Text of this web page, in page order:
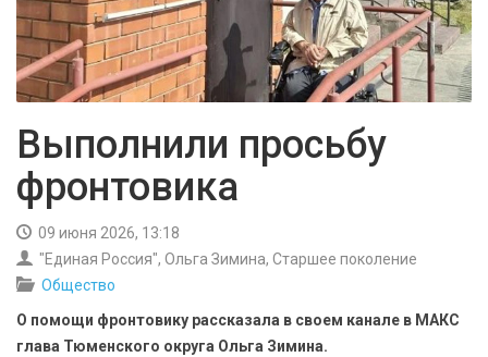
Выполнили просьбу
фронтовика
09 июня 2026, 13:18
"Единая Россия", Ольга Зимина, Старшее поколение
Общество
О помощи фронтовику рассказала в своем канале в МАКС
глава Тюменского округа Ольга Зимина.